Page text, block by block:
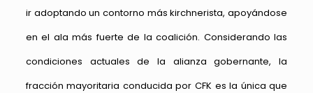
ir adoptando un contorno más kirchnerista, apoyándose
en el ala más fuerte de la coalición. Considerando las
condiciones actuales de la alianza gobernante, la
fracción mayoritaria conducida por CFK es la única que